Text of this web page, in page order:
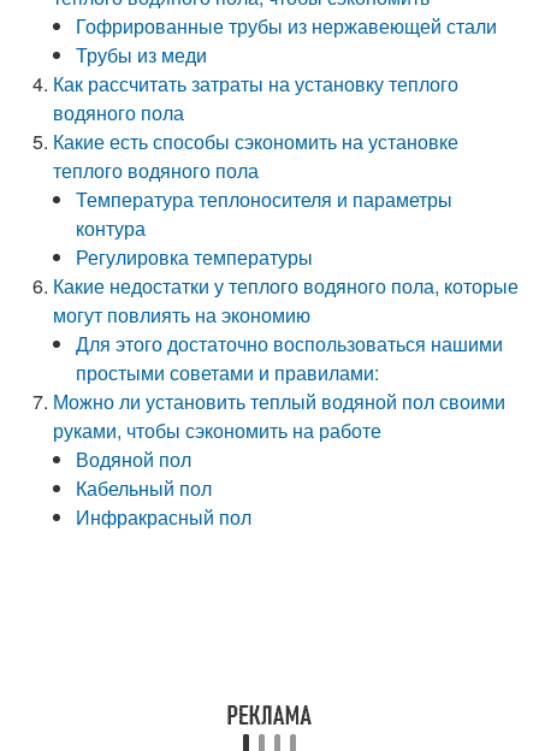
Гофрированные трубы из нержавеющей стали
Трубы из меди
Как рассчитать затраты на установку теплого
водяного пола
Какие есть способы сэкономить на установке
теплого водяного пола
Температура теплоносителя и параметры
контура
Регулировка температуры
Какие недостатки у теплого водяного пола, которые
могут повлиять на экономию
Для этого достаточно воспользоваться нашими
простыми советами и правилами:
Можно ли установить теплый водяной пол своими
руками, чтобы сэкономить на работе
Водяной пол
Кабельный пол
Инфракрасный пол